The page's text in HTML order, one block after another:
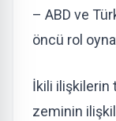
– ABD ve
öncü rol
İkili ilişkilerin
zeminin